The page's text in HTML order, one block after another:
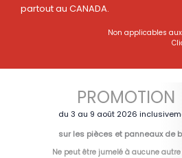
partout au CANADA.
Non applicables
PROMOTION
du 3 au 9 août 2026
sur les pièces et panneaux de
Ne peut être jumelé à aucune autre